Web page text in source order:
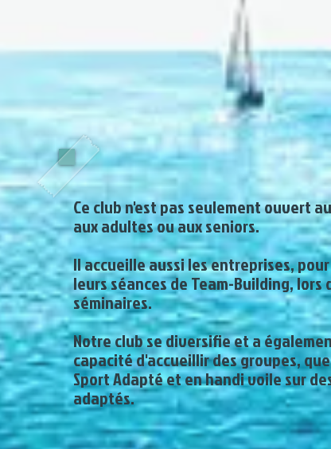
Ce club n'est pas seulement ouvert
aux adultes ou aux seniors.
Il accueille aussi les entreprises,
leurs séances de Team-Building, lors
séminaires.
Notre club se diversifie et a
capacité d'accueillir des groupes,
Sport Adapté et en handi voile sur
adaptés.